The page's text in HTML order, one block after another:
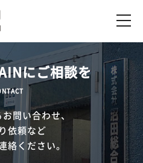
プ
ビス
績
情報
にご相談を
問い合わせ、
依頼など
絡ください。